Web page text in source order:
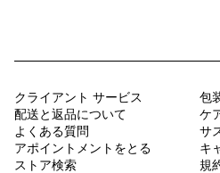
クライアント サービス
配送と返品について
よくある質問
アポイントメントをとる
ストア検索
包
ケ
サ
キ
規